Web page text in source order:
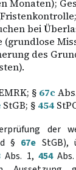
Monaten);
bei
(grundlose
des
§ 67c
StGB; § 454
der
§ 67e StGB),
Abs. 1, 454